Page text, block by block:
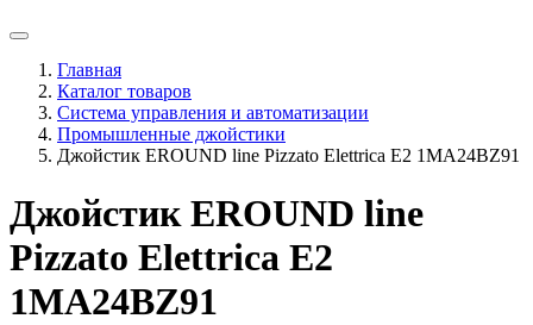
Главная
Каталог товаров
Система управления и автоматизации
Промышленные джойстики
Джойстик EROUND line Pizzato Elettrica E2 1MA24BZ91
Джойстик EROUND line
Pizzato Elettrica E2
1MA24BZ91